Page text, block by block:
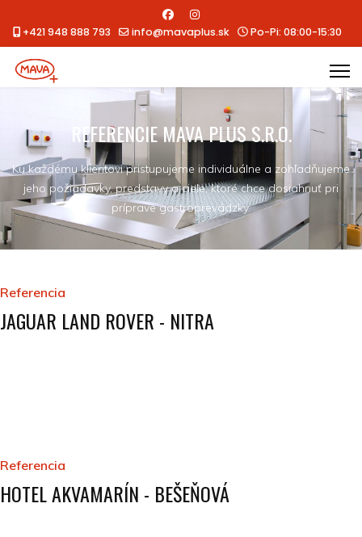
+421 948 888 793 info@mavaplus.sk Po-Pi: 08:00-15:30
REFERENCIE MAVA PLUS S.R.O.
Ku každému klientovi pristupujeme individuálne a zohľadňujeme
jeho požiadavky, predstavy a ciele, ktoré chce dosiahnuť pri
príprave gastroprevádzky.
Referencia
JAGUAR LAND ROVER - NITRA
Referencia
HOTEL AKVAMARÍN - BEŠEŇOVÁ